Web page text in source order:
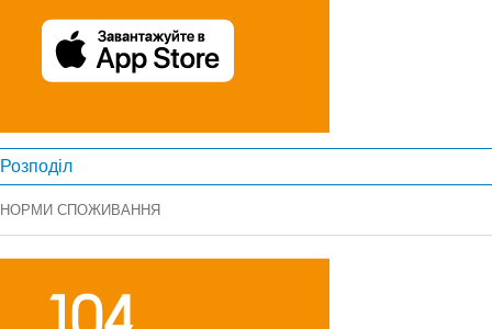
Розподіл
НОРМИ СПОЖИВАННЯ